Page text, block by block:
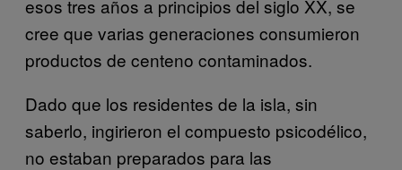
esos tres años a principios del siglo XX, se
cree que varias generaciones consumieron
productos de centeno contaminados.
Dado que los residentes de la isla, sin
saberlo, ingirieron el compuesto psicodélico,
no estaban preparados para las